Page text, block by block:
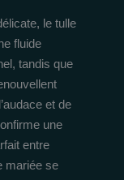
le tulle
fluide
tandis que
et de
une
entre
mariée se